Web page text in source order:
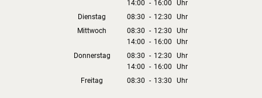
Von 08:30 bis 12:30 Uhr
14:00 - 16:00
Uhr
Von 14:00 bis 16:00 Uhr
Dienstag 08:30 - 12:30
Uhr
Von 08:30 bis 12:30 Uhr
Mittwoch 08:30 - 12:30
Uhr
Von 08:30 bis 12:30 Uhr
14:00 - 16:00
Uhr
Von 14:00 bis 16:00 Uhr
Donnerstag 08:30 - 12:30
Uhr
Von 08:30 bis 12:30 Uhr
14:00 - 16:00
Uhr
Von 14:00 bis 16:00 Uhr
Freitag 08:30 - 13:30
Uhr